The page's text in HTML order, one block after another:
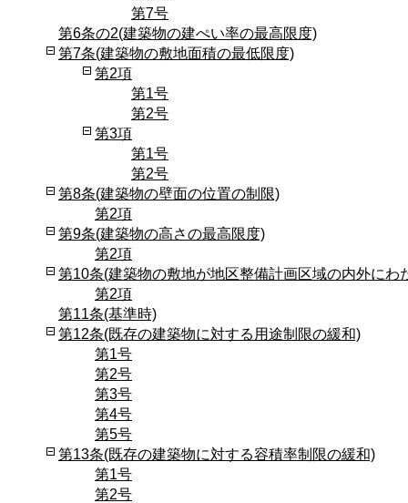
第7号
第6条の2(建築物の建ぺい率の最高限度)
第7条(建築物の敷地面積の最低限度)
第2項
第1号
第2号
第3項
第1号
第2号
第8条(建築物の壁面の位置の制限)
第2項
第9条(建築物の高さの最高限度)
第2項
第10条(建築物の敷地が地区整備計画区域の内外にわ
第2項
第11条(基準時)
第12条(既存の建築物に対する用途制限の緩和)
第1号
第2号
第3号
第4号
第5号
第13条(既存の建築物に対する容積率制限の緩和)
第1号
第2号